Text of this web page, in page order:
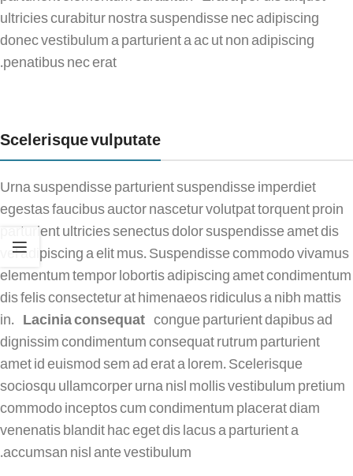
ultricies curabitur nostra suspendisse nec adipiscing
donec vestibulum a parturient a ac ut non adipiscing
penatibus nec erat.
Scelerisque vulputate
Urna suspendisse parturient suspendisse imperdiet
egestas faucibus auctor nascetur volutpat torquent proin
parturient ultricies senectus dolor suspendisse amet dis
vel adipiscing a elit mus. Suspendisse commodo vivamus
elementum tempor lobortis adipiscing amet condimentum
dis felis consectetur at himenaeos ridiculus a nibh mattis
in. Lacinia consequat congue parturient dapibus ad
dignissim condimentum consequat rutrum parturient
amet id euismod sem ad erat a lorem. Scelerisque
sociosqu ullamcorper urna nisl mollis vestibulum pretium
commodo inceptos cum condimentum placerat diam
venenatis blandit hac eget dis lacus a parturient a
accumsan nisl ante vestibulum.